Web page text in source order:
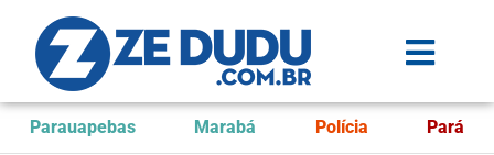
Parauapebas Marabá Polícia Pará